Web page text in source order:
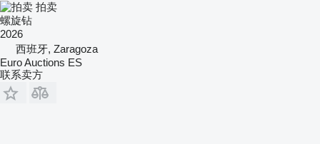
拍卖
螺旋钻
2026
西班牙, Zaragoza
Euro Auctions ES
联系卖方